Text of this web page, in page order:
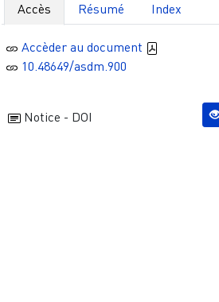
Accès Résumé Index
Accèder au document
10.48649/asdm.900
Notice - DOI